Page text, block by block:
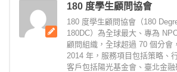
180 度學生顧問協會
180 度學生顧問協會（180
180DC）為全球最大、專為
顧問組織，全球超過 70 個分會
2014 年，服務項目包括策略、
客戶包括陽光基金會、臺北金融